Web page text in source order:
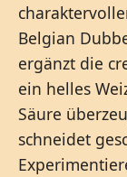
Belgian
ergänzt die
ein helles
Säure
schneidet